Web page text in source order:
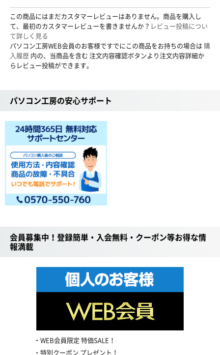
この商品にはまだカスタマーレビューはありません。商品を購入し
て、最初のカスタマーレビューを書きませんか？ レビュー投稿につい
て詳しく見る
パソコン工房WEB会員のお客様ですでにこの商品をお持ちの場合は 購
入履歴 内の、当商品を含む 注文内容確認ボタンより注文内容詳細か
らレビュー投稿ができます。
パソコン工房の安心サポート
会員募集中！登録簡単・入会無料・クーポン等お得な情
報満載
WEB会員限定 特価SALE！
特別クーポン プレゼント！